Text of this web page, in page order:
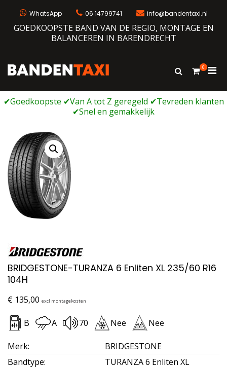
WhatsApp 06 14799741 info@bandentaxi.nl
GOEDKOOPSTE BAND VAN DE REGIO, MONTAGE EN
BALANCEREN IN BARENDRECHT
Bandengarage met eigen webshop
Toon
0
voor
BRIDGESTONE-TURANZA 6 Enliten XL 235/60 R16
104H
€ 135,00 excl montagekosten
B A 70 Nee Nee
Merk:
BRIDGESTONE
Bandtype:
TURANZA 6 Enliten XL